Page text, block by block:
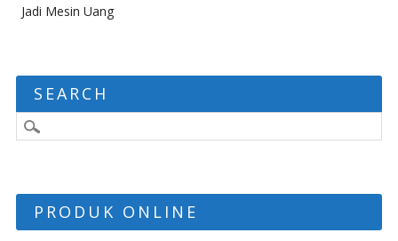
Jadi Mesin Uang
SEARCH
PRODUK ONLINE